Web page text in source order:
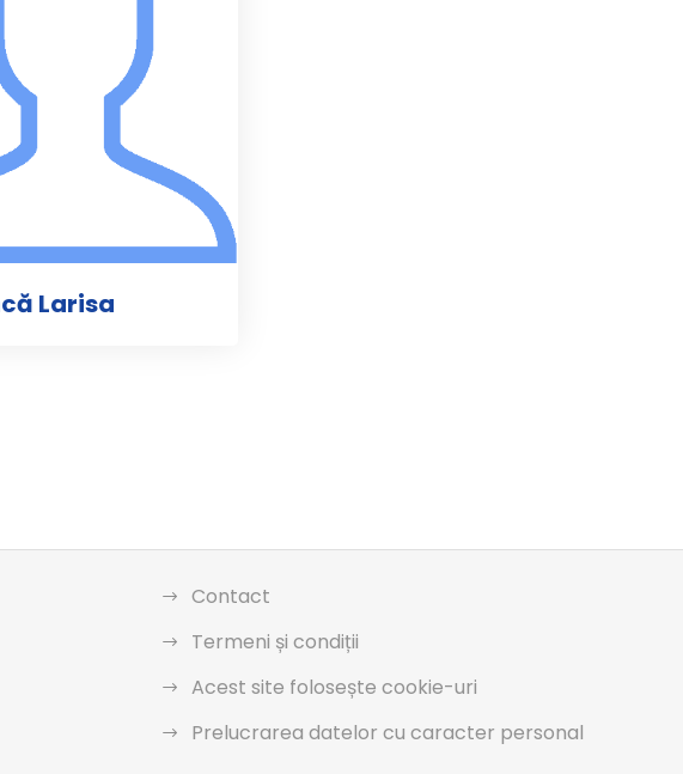
Larisa
Contact
Termeni și condiții
Acest site folosește cookie-uri
Prelucrarea datelor cu caracter personal